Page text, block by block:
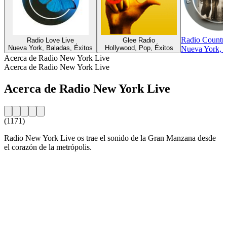
Radio Love Live
Nueva York, Baladas, Éxitos
Glee Radio
Hollywood, Pop, Éxitos
Radio
Nueva York,
Acerca de Radio New York Live
Acerca de Radio New York Live
Acerca de Radio New York Live
(1171)
Radio New York Live os trae el sonido de la Gran Manzana desde
el corazón de la metrópolis.